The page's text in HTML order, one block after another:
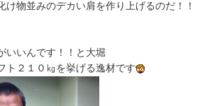
け物並みのデカい肩を作り上げるのだ！！
いいんです！！と大堀
ト２１０㎏を挙げる逸材です